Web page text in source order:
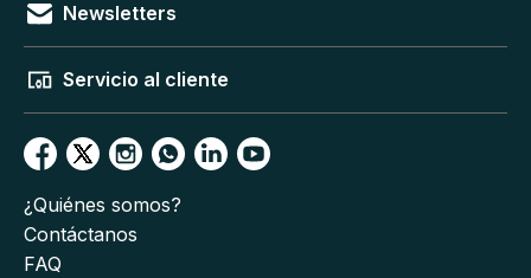
Newsletters
Servicio al cliente
¿Quiénes somos?
Contáctanos
FAQ